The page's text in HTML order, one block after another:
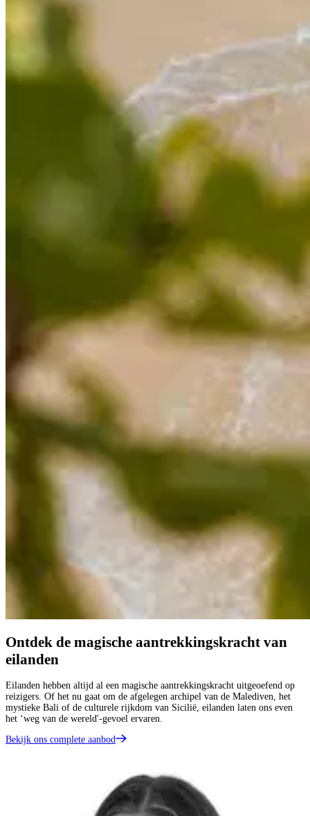
Ontdek de magische aantrekkingskracht van
eilanden
Eilanden hebben altijd al een magische aantrekkingskracht uitgeoefend op
reizigers. Of het nu gaat om de afgelegen archipel van de Malediven, het
mystieke Bali of de culturele rijkdom van Sicilië, eilanden laten ons even
het ‘weg van de wereld'-gevoel ervaren.
Bekijk ons complete aanbod